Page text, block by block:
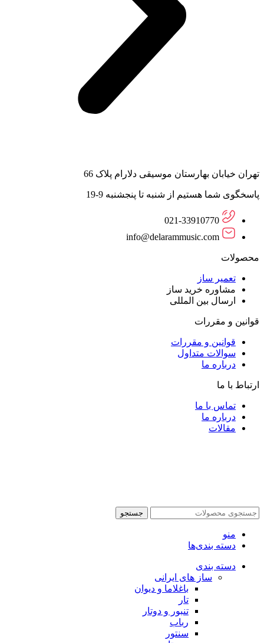
تهران خیابان بهارستان موسیقی دلارام پلاک 66
پاسخگوی شما هستیم از شنبه تا پنجشنبه 9-19
021-33910770
info@delarammusic.com
محصولات
تعمیر ساز
مشاوره خرید ساز
ارسال بین المللی
قوانین و مقررات
قوانین و مقررات
سوالات متداول
درباره ما
ارتباط با ما
تماس با ما
درباره ما
مقالات
جستجو
منو
دسته بندی‌ها
دسته بندی
ساز های ایرانی
باغلاما و دیوان
تار
تنبور و دوتار
رباب
سنتور